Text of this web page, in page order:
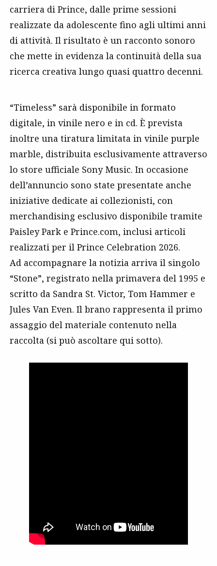
carriera di Prince, dalle prime sessioni
realizzate da adolescente fino agli ultimi anni
di attività. Il risultato è un racconto sonoro
che mette in evidenza la continuità della sua
ricerca creativa lungo quasi quattro decenni.
“Timeless” sarà disponibile in formato
digitale, in vinile nero e in cd. È prevista
inoltre una tiratura limitata in vinile purple
marble, distribuita esclusivamente attraverso
lo store ufficiale Sony Music. In occasione
dell’annuncio sono state presentate anche
iniziative dedicate ai collezionisti, con
merchandising esclusivo disponibile tramite
Paisley Park e Prince.com, inclusi articoli
realizzati per il Prince Celebration 2026.
Ad accompagnare la notizia arriva il singolo
“Stone”, registrato nella primavera del 1995 e
scritto da Sandra St. Victor, Tom Hammer e
Jules Van Even. Il brano rappresenta il primo
assaggio del materiale contenuto nella
raccolta (si può ascoltare qui sotto).